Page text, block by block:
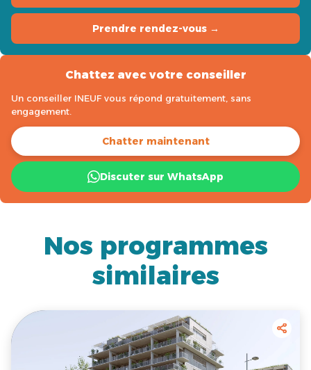
Prendre rendez-vous →
Chattez avec votre conseiller
Un conseiller INEUF vous répond gratuitement, sans
engagement.
Chatter maintenant
Discuter sur WhatsApp
Nos programmes
similaires